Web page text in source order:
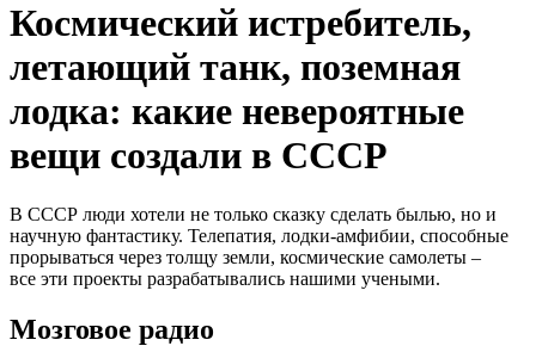
Космический истребитель,
летающий танк, поземная
лодка: какие невероятные
вещи создали в СССР
В СССР люди хотели не только сказку сделать былью, но и
научную фантастику. Телепатия, лодки-амфибии, способные
прорываться через толщу земли, космические самолеты –
все эти проекты разрабатывались нашими учеными.
Мозговое радио